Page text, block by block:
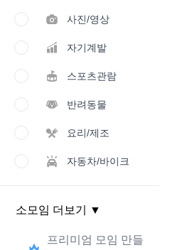
사진/영상
자기계발
스포츠관람
반려동물
요리/제조
자동차/바이크
소모임 더보기 ▼
프리미엄 모임 만들